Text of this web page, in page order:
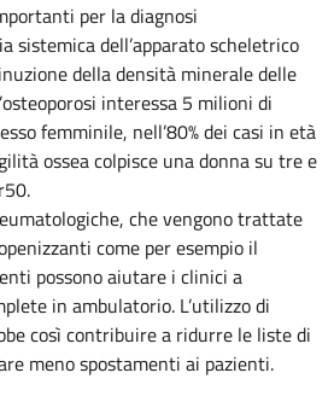
per la diagnosi
sistemica dell’apparato scheletrico
della densità minerale delle
interessa 5 milioni di
femminile, nell’80% dei casi in età
ossea colpisce una donna su tre e
che vengono trattate
come per esempio il
possono aiutare i clinici a
in ambulatorio. L’utilizzo di
così contribuire a ridurre le liste di
meno spostamenti ai pazienti.